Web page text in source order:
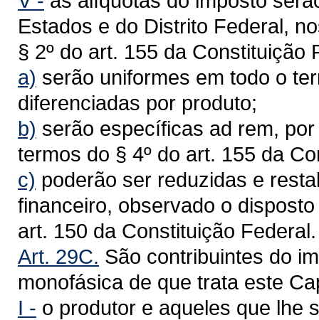
Estados e do Distrito Federal,
§ 2º do art. 155 da
a) serão uniformes em todo o
diferenciadas por produto;
b) serão específicas ad rem,
termos do § 4º do art. 155 da
c) poderão ser reduzidas e
financeiro, observado o
art. 150 da Constituição Federal.
Art. 29C. São contribuintes do
monofásica de que trata este
I - o produtor e aqueles que lhe